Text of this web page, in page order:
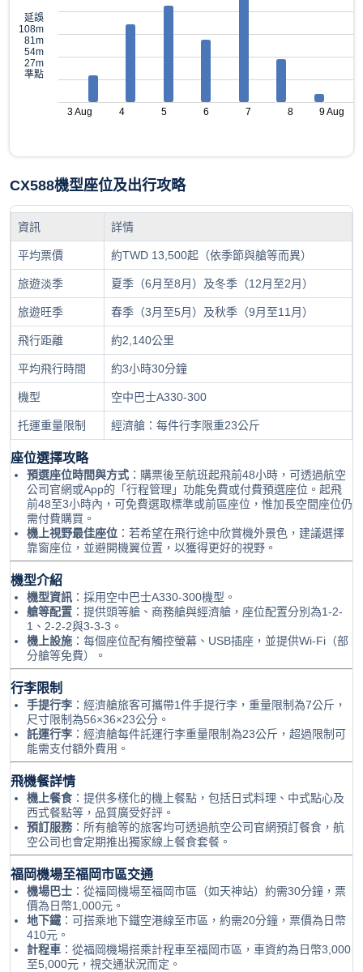
延誤
108m
81m
54m
27m
準點
3 Aug 4 5 6 7 8 9 Aug
CX588機型座位及出行攻略
資訊 詳情
平均票價 約TWD 13,500起（依季節與艙等而異）
旅遊淡季 夏季（6月至8月）及冬季（12月至2月）
旅遊旺季 春季（3月至5月）及秋季（9月至11月）
飛行距離 約2,140公里
平均飛行時間 約3小時30分鐘
機型 空中巴士A330-300
托運重量限制 經濟艙：每件行李限重23公斤
座位選擇攻略
預選座位時間與方式 ：購票後至航班起飛前48小時，可透過航空
公司官網或App的「行程管理」功能免費或付費預選座位。起飛
前48至3小時內，可免費選取標準或前區座位，惟加長空間座位仍
需付費購買。
機上視野最佳座位 ：若希望在飛行途中欣賞機外景色，建議選擇
靠窗座位，並避開機翼位置，以獲得更好的視野。
機型介紹
機型資訊 ：採用空中巴士A330-300機型。
艙等配置 ：提供頭等艙、商務艙與經濟艙，座位配置分別為1-2-
1、2-2-2與3-3-3。
機上設施 ：每個座位配有觸控螢幕、USB插座，並提供Wi-Fi（部
分艙等免費）。
行李限制
手提行李 ：經濟艙旅客可攜帶1件手提行李，重量限制為7公斤，
尺寸限制為56×36×23公分。
託運行李 ：經濟艙每件託運行李重量限制為23公斤，超過限制可
能需支付額外費用。
飛機餐詳情
機上餐食 ：提供多樣化的機上餐點，包括日式料理、中式點心及
西式餐點等，品質廣受好評。
預訂服務 ：所有艙等的旅客均可透過航空公司官網預訂餐食，航
空公司也會定期推出獨家線上餐食套餐。
福岡機場至福岡市區交通
機場巴士 ：從福岡機場至福岡市區（如天神站）約需30分鐘，票
價為日幣1,000元。
地下鐵 ：可搭乘地下鐵空港線至市區，約需20分鐘，票價為日幣
410元。
計程車 ：從福岡機場搭乘計程車至福岡市區，車資約為日幣3,000
至5,000元，視交通狀況而定。